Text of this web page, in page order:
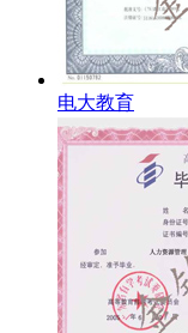
电大教育